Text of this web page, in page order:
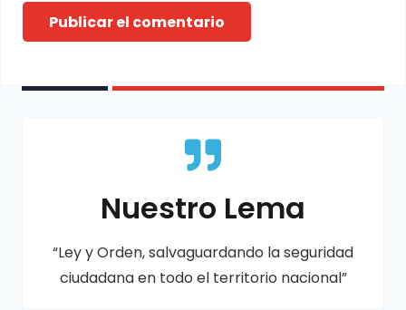
Publicar el comentario
Nuestro Lema
“Ley y Orden, salvaguardando la seguridad
ciudadana en todo el territorio nacional”